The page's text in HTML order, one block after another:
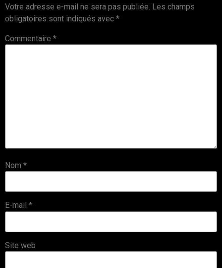
Votre adresse e-mail ne sera pas publiée. Les champs
obligatoires sont indiqués avec *
Commentaire *
Nom *
E-mail *
Site web